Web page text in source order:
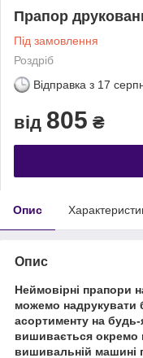
Прапор
Під замовлення
Роздріб
Відправка з 17
від 805 ₴
Опис
Опис
Неймовірні прапори
можемо надрукувати
асортименту на
вишивається окремо
вишивальній машині